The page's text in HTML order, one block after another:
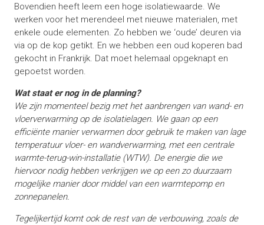
Bovendien heeft leem een hoge isolatiewaarde. We
werken voor het merendeel met nieuwe materialen, met
enkele oude elementen. Zo hebben we ‘oude’ deuren via
via op de kop getikt. En we hebben een oud koperen bad
gekocht in Frankrijk. Dat moet helemaal opgeknapt en
gepoetst worden.
Wat staat er nog in de planning?
We zijn momenteel bezig met het aanbrengen van wand- en
vloerverwarming op de isolatielagen. We gaan op een
efficiënte manier verwarmen door gebruik te maken van lage
temperatuur vloer- en wandverwarming, met een centrale
warmte-terug-win-installatie (WTW). De energie die we
hiervoor nodig hebben verkrijgen we op een zo duurzaam
mogelijke manier door middel van een warmtepomp en
zonnepanelen.
Tegelijkertijd komt ook de rest van de verbouwing, zoals de